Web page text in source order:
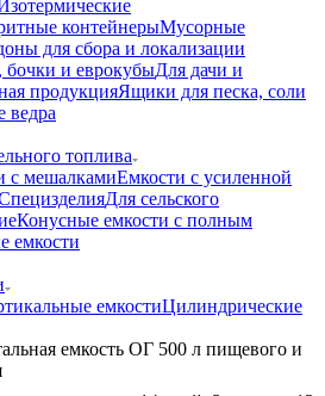
контейнерыМусорные
для сбора и локализации
бочки и еврокубыДля дачи и
продукцияЯщики для песка, соли
ведра
топлива
с мешалкамиЕмкости с усиленной
Для сельского
Конусные емкости с полным
емкости
емкостиЦилиндрические
емкость ОГ 500 л пищевого и